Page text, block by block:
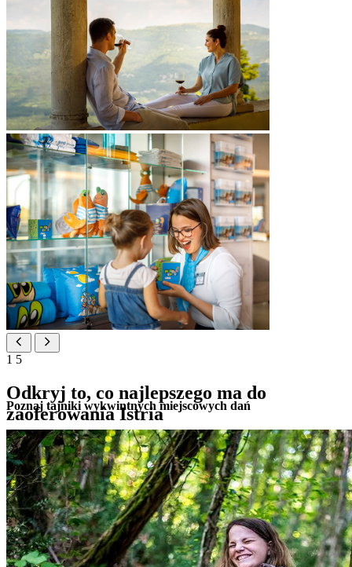
1 5
Odkryj to, co najlepszego ma do
zaoferowania Istria
skorzystaj ze spersonalizowanych rekomendacji i wsparcia
dopasowanego do Twoich zainteresowań oraz planów
wakacyjnych
odkrywaj i rezerwuj starannie wybrane lokalne atrakcje,
wyjątkowe doświadczenia, prywatne wycieczki i wyprawy
kulinarne
zorganizuj dodatkowe usługi i specjalne życzenia, aby
wzbogacić swój pobyt
z łatwością zaplanuj transport po całej destynacji
Poznaj tajniki wykwintnych miejscowych dań